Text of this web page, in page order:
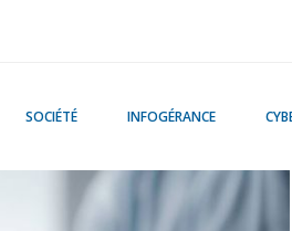
SOCIÉTÉ INFOGÉRANCE